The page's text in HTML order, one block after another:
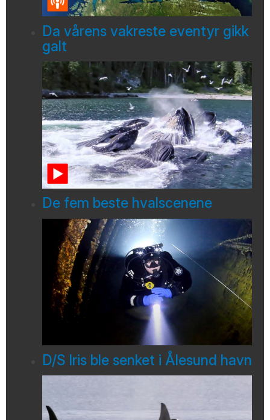
Da vårens vakreste eventyr gikk
galt
De fem beste hvalscenene
D/S Iris ble senket i Ålesund havn